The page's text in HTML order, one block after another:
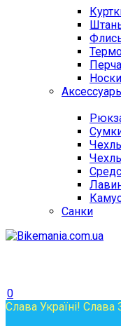
Носки
Санки
0
Слава Україні! Слава